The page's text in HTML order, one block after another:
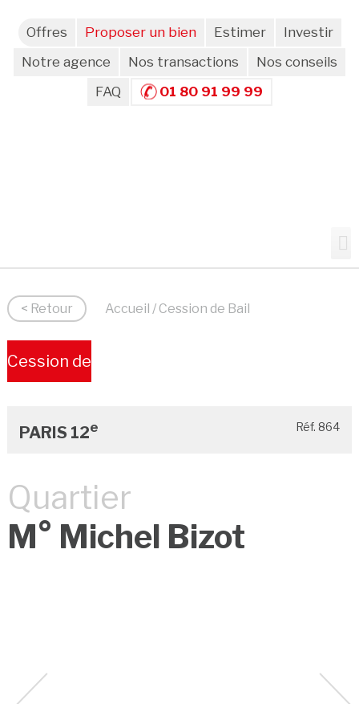
Offres Proposer un bien Estimer
Investir
Notre agence
Nos transactions
Nos conseils
FAQ
01 80 91 99 99
< Retour Accueil / Cession de Bail
Cession de
PARIS 12e Réf. 864
Quartier
M° Michel Bizot